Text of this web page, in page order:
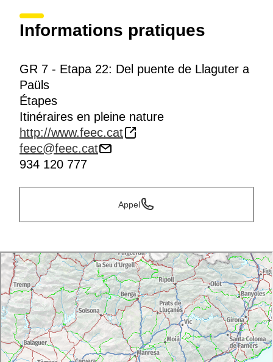
Informations pratiques
GR 7 - Etapa 22: Del puente de Llaguter a
Paüls
Étapes
Itinéraires en pleine nature
http://www.feec.cat
feec@feec.cat
934 120 777
Appel